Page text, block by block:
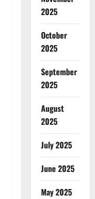
2025
October
2025
September
2025
August
2025
July 2025
June 2025
May 2025